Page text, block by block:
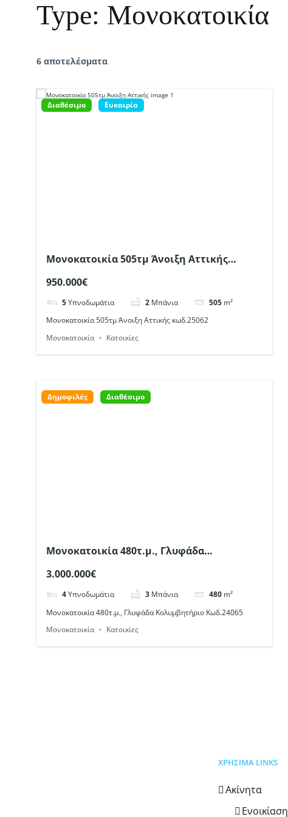
Type: Μονοκατοικία
6 αποτελέσματα
Διαθέσιμο Ευκαιρία
Μονοκατοικία 505τμ Άνοιξη Αττικής
950.000€
5 Υπνοδωμάτια 2 Μπάνια 505 m²
Μονοκατοικία 505τμ Άνοιξη Αττικής κωδ.25062
Μονοκατοικία
Κατοικίες
Δημοφιλές Διαθέσιμο
Μονοκατοικία 480τ.μ., Γλυφάδα
3.000.000€
4 Υπνοδωμάτια 3 Μπάνια 480 m²
Μονοκατοικία 480τ.μ., Γλυφάδα Κολυμβητήριο Κωδ.24065
Μονοκατοικία
Κατοικίες
ΧΡΗΣΙΜΑ LINKS
Ακίνητα
Ενοικίαση